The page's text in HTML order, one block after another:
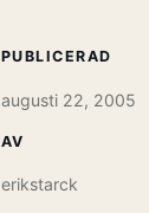
PUBLICERAD
augusti 22, 2005
AV
erikstarck